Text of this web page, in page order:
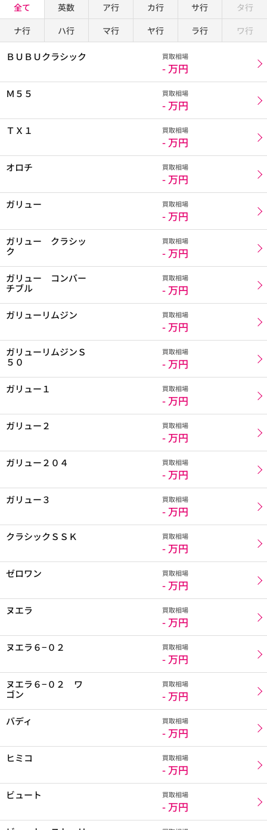
全て 英数 ア行 カ行 サ行
タ行
ナ行
ハ行 マ行 ヤ行 ラ行 ワ行
ＢＵＢＵクラシック 買取相場
- 万円
Ｍ５５ 買取相場
- 万円
ＴＸ１ 買取相場
- 万円
オロチ 買取相場
- 万円
ガリュー 買取相場
- 万円
ガリュー クラシッ
ク
買取相場
- 万円
ガリュー コンバー
チブル
買取相場
- 万円
ガリューリムジン 買取相場
- 万円
ガリューリムジンＳ
５０
買取相場
- 万円
ガリュー１ 買取相場
- 万円
ガリュー２ 買取相場
- 万円
ガリュー２０４ 買取相場
- 万円
ガリュー３ 買取相場
- 万円
クラシックＳＳＫ 買取相場
- 万円
ゼロワン 買取相場
- 万円
ヌエラ 買取相場
- 万円
ヌエラ６−０２ 買取相場
- 万円
ヌエラ６−０２ ワ
ゴン
買取相場
- 万円
バディ 買取相場
- 万円
ヒミコ 買取相場
- 万円
ビュート 買取相場
- 万円